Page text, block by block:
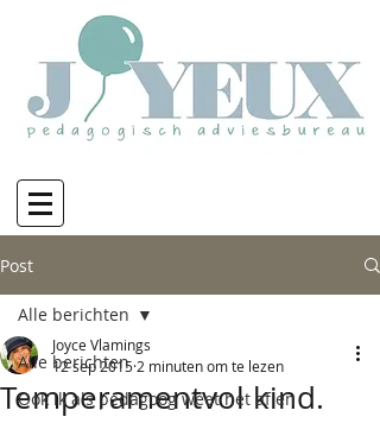
Post
Alle berichten
Ook ik als pedagoog weet het af en
Alle berichten
Temperamentvol kind.
Joyce Vlamings
12 sep 2015 2 minuten om te lezen